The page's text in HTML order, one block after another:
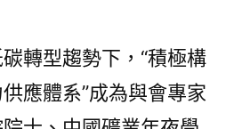
轉型趨勢下，“積極構
應體系”成為與會專家